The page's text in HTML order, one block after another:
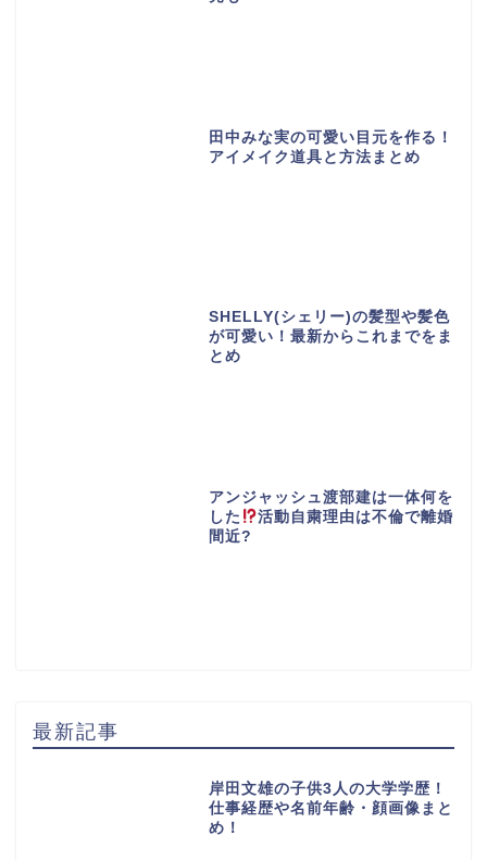
田中みな実の可愛い目元を作る！
アイメイク道具と方法まとめ
SHELLY(シェリー)の髪型や髪色
が可愛い！最新からこれまでをま
とめ
アンジャッシュ渡部建は一体何を
した
活動自粛理由は不倫で離婚
間近?
最新記事
岸田文雄の子供3人の大学学歴！
仕事経歴や名前年齢・顔画像まと
め！